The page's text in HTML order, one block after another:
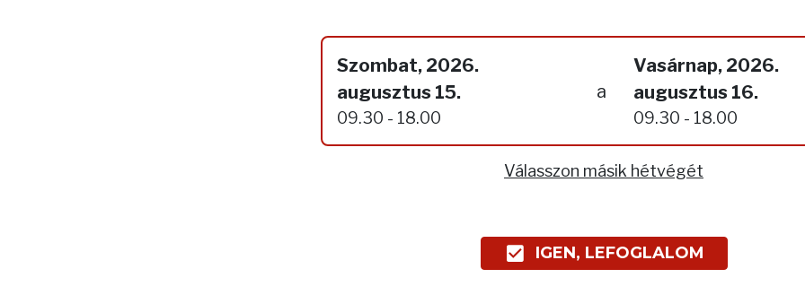
Szombat, 2026.
augusztus 15.
09.30 - 18.00
a
Vasárnap, 2026.
augusztus 16.
09.30 - 18.00
Válasszon másik hétvégét
IGEN, LEFOGLALOM